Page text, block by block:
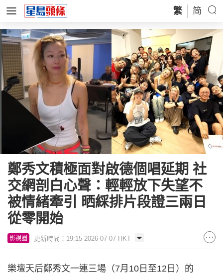
繁 简
鄭秀文積極面對啟德個唱延期 社
交網剖白心聲：輕輕放下失望不
被情緒牽引 晒綵排片段證三兩日
從零開始
影視圈 更新時間：19:15 2026-07-07 HKT
樂壇天后鄭秀文一連三場（7月10日至12日）的